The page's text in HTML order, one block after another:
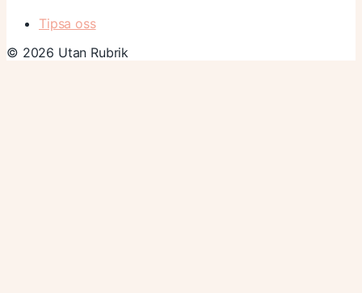
Tipsa oss
© 2026 Utan Rubrik